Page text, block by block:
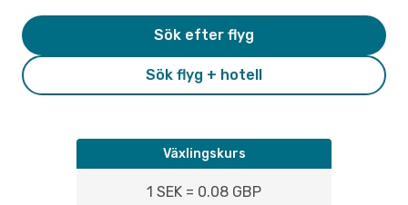
Sök flyg + hotell
Sök efter flyg
Växlingskurs
1 SEK = 0.08 GBP